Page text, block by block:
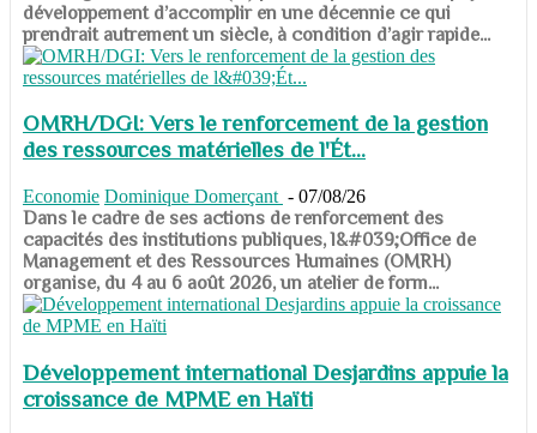
développement d’accomplir en une décennie ce qui
prendrait autrement un siècle, à condition d’agir rapide...
OMRH/DGI: Vers le renforcement de la gestion
des ressources matérielles de l'Ét...
Economie Dominique Domerçant - 07/08/26
Dans le cadre de ses actions de renforcement des
capacités des institutions publiques, l&#039;Office de
Management et des Ressources Humaines (OMRH)
organise, du 4 au 6 août 2026, un atelier de form...
Développement international Desjardins appuie la
croissance de MPME en Haïti